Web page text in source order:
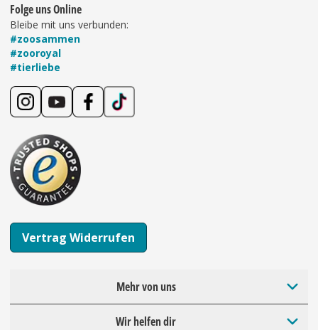
Folge uns Online
Bleibe mit uns verbunden:
#zoosammen
#zooroyal
#tierliebe
Vertrag Widerrufen
Mehr von uns
Wir helfen dir